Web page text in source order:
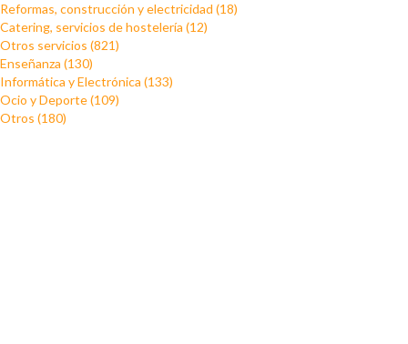
Reformas, construcción y electricidad (18)
Catering, servicios de hostelería (12)
Otros servicios (821)
Enseñanza (130)
Informática y Electrónica (133)
Ocio y Deporte (109)
Otros (180)